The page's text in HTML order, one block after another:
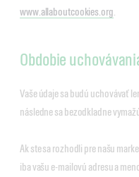
www.allaboutcookies.org
Obdobie
Vaše údaje sa budú uchovávať
následne sa bezodkladne
Ak ste sa rozhodli pre našu
iba vašu e-mailovú adresu a